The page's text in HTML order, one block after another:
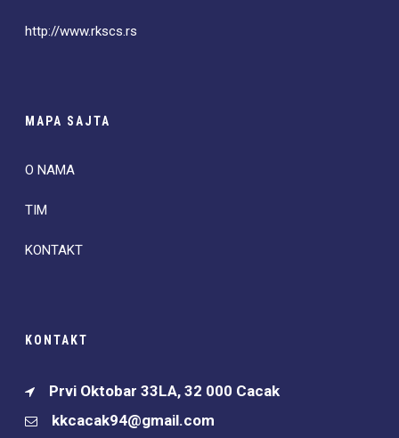
http://www.rkscs.rs
MAPA SAJTA
O NAMA
TIM
KONTAKT
KONTAKT
Prvi Oktobar 33LA, 32 000 Cacak
kkcacak94@gmail.com